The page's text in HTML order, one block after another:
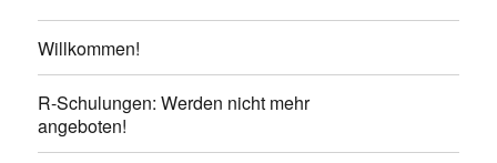
Willkommen!
R-Schulungen: Werden nicht mehr
angeboten!